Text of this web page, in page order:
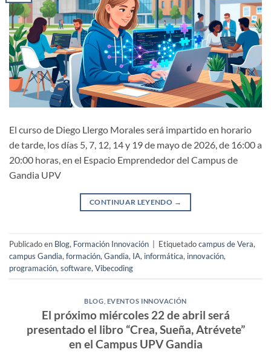
El curso de Diego Llergo Morales será impartido en horario
de tarde, los días 5, 7, 12, 14 y 19 de mayo de 2026, de 16:00 a
20:00 horas, en el Espacio Emprendedor del Campus de
Gandia UPV
CONTINUAR LEYENDO →
Publicado en Blog, Formación Innovación | Etiquetadocampus de Vera,
campus Gandia, formación, Gandia, IA, informática, innovación,
programación, software, Vibecoding
BLOG EVENTOS INNOVACIÓN
El próximo miércoles 22 de abril será
presentado el libro “Crea, Sueña, Atrévete”
en el Campus UPV Gandia